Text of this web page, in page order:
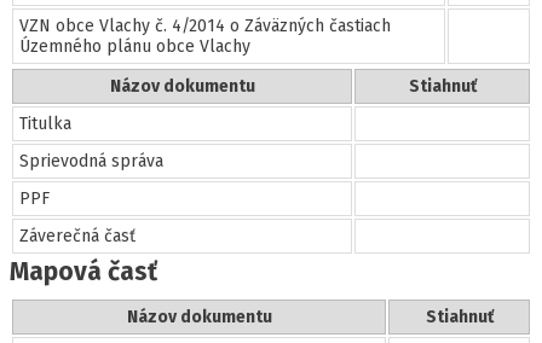
VZN obce Vlachy č. 4/2014 o Záväzných častiach
Územného plánu obce Vlachy
Názov dokumentu
Stiahnuť
Titulka
Sprievodná správa
PPF
Záverečná časť
Mapová časť
Názov dokumentu
Stiahnuť